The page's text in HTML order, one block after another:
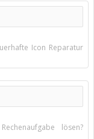
Icon Reparatur
lösen?